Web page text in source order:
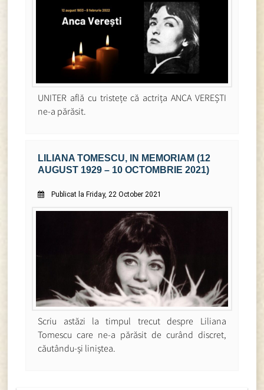
UNITER află cu tristețe că actrița ANCA VEREȘTI
ne-a părăsit.
LILIANA TOMESCU, IN MEMORIAM (12
AUGUST 1929 – 10 OCTOMBRIE 2021)
Publicat la Friday, 22 October 2021
Scriu astăzi la timpul trecut despre Liliana
Tomescu care ne-a părăsit de curând discret,
căutându-și liniștea.